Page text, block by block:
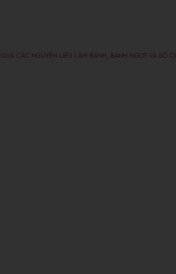
CÁC NGUYÊN LIỆU LÀM BÁNH, BÁNH NGỌT VÀ SÔ